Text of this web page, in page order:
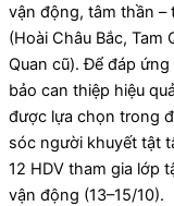
vận động, tâm thần –
(Hoài Châu Bắc, Tam
Quan cũ). Để đáp
bảo can thiệp hiệu
được lựa chọn trong
sóc người khuyết tật
12 HDV tham gia lớp
vận động (13–15/10).